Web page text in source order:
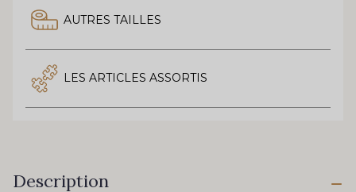
AUTRES TAILLES
LES ARTICLES ASSORTIS
Description